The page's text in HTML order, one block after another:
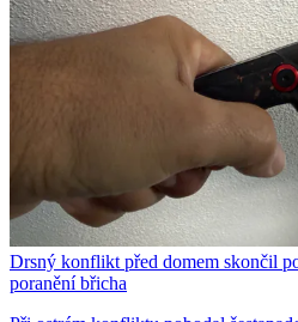
Drsný konflikt před domem skončil
poranění břicha